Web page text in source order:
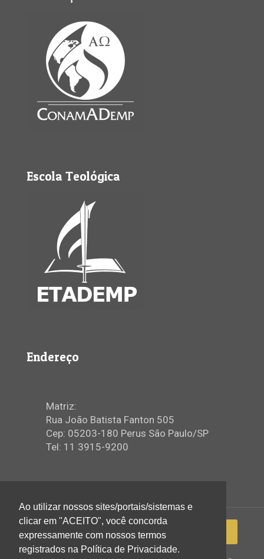
Escola Teológica
Endereço
Matriz:
Rua João Batista Fanton 505
Cep: 05203-180 Perus São Paulo/SP
Tel: 11 3915-9200
Ao utilizar nossos sites/portais/sistemas e
clicar em "ACEITO", você concorda
expressamente com nossos termos
registrados na Política de Privacidade.